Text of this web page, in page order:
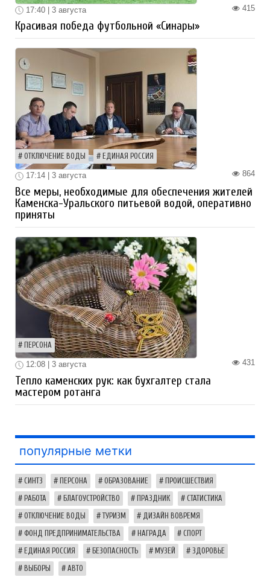
415
17:40 | 3 августа
Красивая победа футбольной «Синары»
ОТКЛЮЧЕНИЕ ВОДЫ ЕДИНАЯ РОССИЯ
864
17:14 | 3 августа
Все меры, необходимые для обеспечения жителей
Каменска-Уральского питьевой водой, оперативно
приняты
ПЕРСОНА
431
12:08 | 3 августа
Тепло каменских рук: как бухгалтер стала
мастером ротанга
популярные метки
СИНТЗ ПЕРСОНА ОБРАЗОВАНИЕ ПРОИСШЕСТВИЯ
РАБОТА БЛАГОУСТРОЙСТВО ПРАЗДНИК СТАТИСТИКА
ОТКЛЮЧЕНИЕ ВОДЫ ТУРИЗМ ДИЗАЙН ВОВРЕМЯ
ФОНД ПРЕДПРИНИМАТЕЛЬСТВА НАГРАДА СПОРТ
ЕДИНАЯ РОССИЯ БЕЗОПАСНОСТЬ МУЗЕЙ ЗДОРОВЬЕ
ВЫБОРЫ АВТО